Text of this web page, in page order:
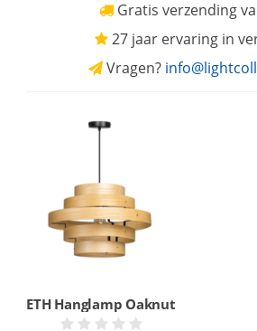
Gratis verzending
27 jaar ervaring in
Vragen?
ETH Hanglamp Oaknut